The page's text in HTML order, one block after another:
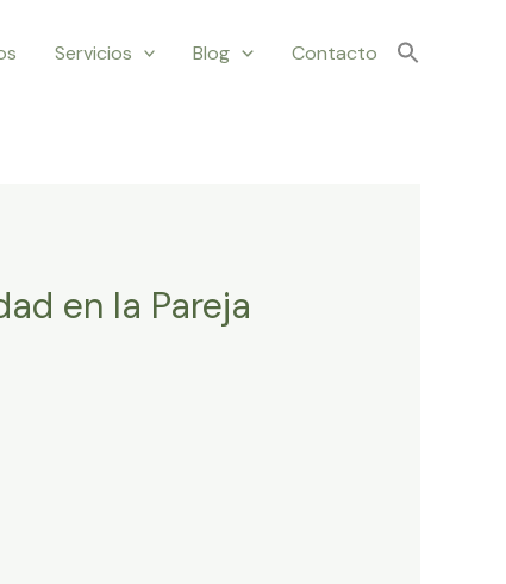
Servicios Blog Contacto
en la Pareja